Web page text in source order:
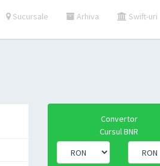
Sucursale Arhiva Swift-uri
Convertor
Cursul BNR